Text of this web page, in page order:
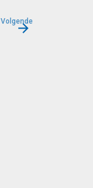
Volgende
Constructies